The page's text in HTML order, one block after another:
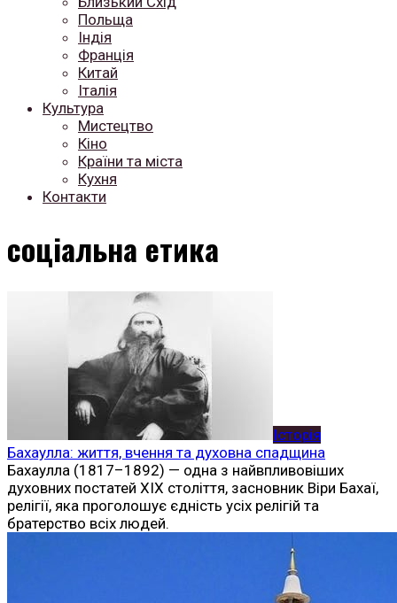
Польща
Індія
Франція
Китай
Італія
Культура
Мистецтво
Кіно
Країни та міста
Кухня
Контакти
соціальна етика
Історія
Бахаулла: життя, вчення та духовна спадщина
Бахаулла (1817–1892) — одна з найвпливовіших
духовних постатей XIX століття, засновник Віри Бахаї,
релігії, яка проголошує єдність усіх релігій та
братерство всіх людей.